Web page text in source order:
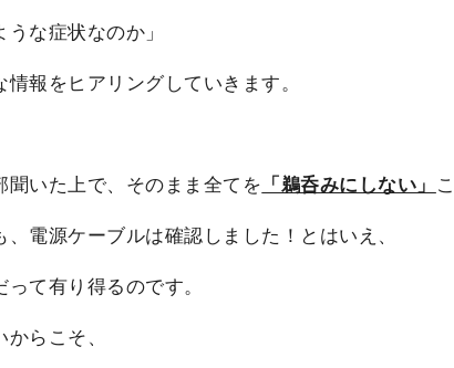
な症状なのか」
報をヒアリングしていきます。
いた上で、そのまま全てを 「鵜呑みにしない」
、電源ケーブルは確認しました！とはいえ、
て有り得るのです。
らこそ、